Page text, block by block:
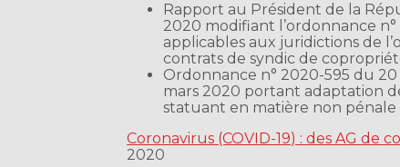
Rapport au Président de la
2020 modifiant l’ordonnance
applicables aux juridictions de
contrats de syndic de
Ordonnance n° 2020-595 du
mars 2020 portant adaptation
statuant en matière non
Coronavirus (COVID-19) : des AG de
2020